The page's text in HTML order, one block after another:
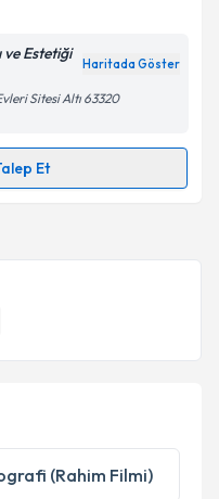
verilerimin belirtilen
Gönder
ve Estetiği
Haritada Göster
Sitesi Altı 63320
Et
ile bilgilendireceğiz.
ilişkinAydınlatma
verilerimin belirtilen
ediyorum.
(Rahim Filmi)